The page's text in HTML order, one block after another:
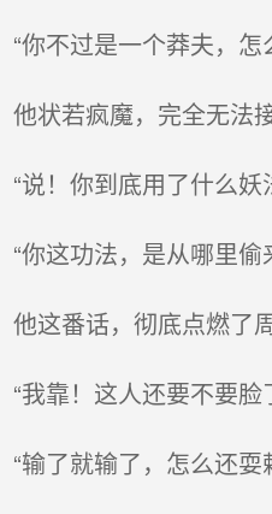
“你不过是一个莽夫，怎
他状若疯魔，完全无法
“说！你到底用了什么妖
“你这功法，是从哪里偷
他这番话，彻底点燃了
“我靠！这人还要不要脸
“输了就输了，怎么还耍